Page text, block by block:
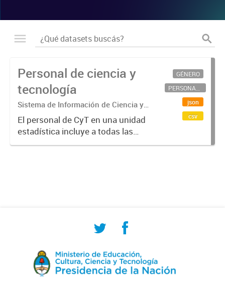
Personal de ciencia y
tecnología
Sistema de Información de Ciencia y
Tecnología Argentino (SICYTAR)
El personal de CyT en una unidad
estadística incluye a todas las
personas involucradas
GÉNERO
PERSONAL CIENTÍFICO-TECNOLÓGICO
json
csv